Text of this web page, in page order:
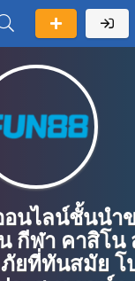
นไลน์ชั้นนำ
กีฬา คาสิโน
ยที่ทันสมัย โ